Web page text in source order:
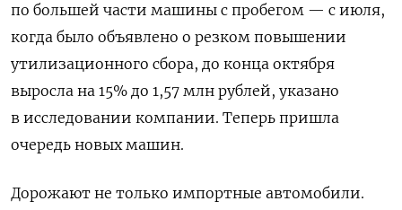
по большей части машины с пробегом — с июля,
когда было объявлено о резком повышении
утилизационного сбора, до конца октября
выросла на 15% до 1,57 млн рублей, указано
в исследовании компании. Теперь пришла
очередь новых машин.
Дорожают не только импортные автомобили.